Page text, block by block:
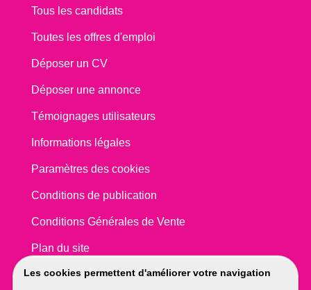
Les cookies permettent d'améliorer votre navigation
Tous les candidats
Toutes les offres d'emploi
Déposer un CV
Déposer une annonce
Témoignages utilisateurs
Informations légales
Paramètres des cookies
Conditions de publication
Conditions Générales de Vente
Plan du site